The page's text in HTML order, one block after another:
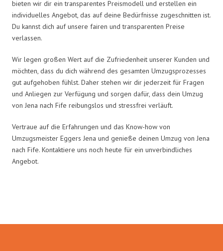
bieten wir dir ein transparentes Preismodell und erstellen ein
individuelles Angebot, das auf deine Bedürfnisse zugeschnitten ist.
Du kannst dich auf unsere fairen und transparenten Preise
verlassen.
Wir legen großen Wert auf die Zufriedenheit unserer Kunden und
möchten, dass du dich während des gesamten Umzugsprozesses
gut aufgehoben fühlst. Daher stehen wir dir jederzeit für Fragen
und Anliegen zur Verfügung und sorgen dafür, dass dein Umzug
von Jena nach Fife reibungslos und stressfrei verläuft.
Vertraue auf die Erfahrungen und das Know-how von
Umzugsmeister Eggers Jena und genieße deinen Umzug von Jena
nach Fife. Kontaktiere uns noch heute für ein unverbindliches
Angebot.